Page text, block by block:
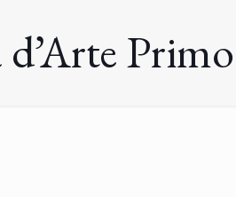
d’Arte